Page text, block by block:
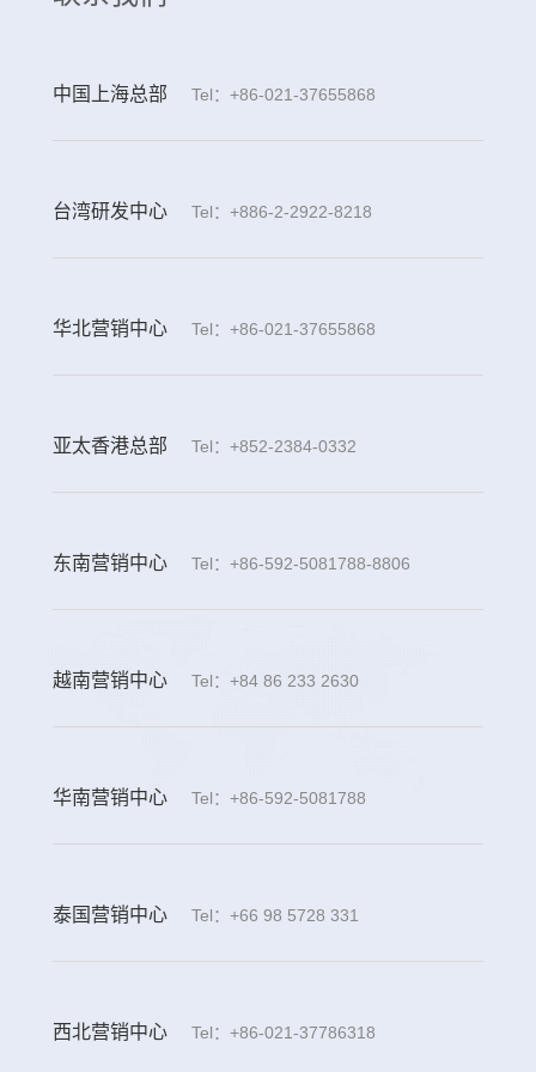
中国上海总部 Tel：+86-021-37655868
台湾研发中心 Tel：+886-2-2922-8218
华北营销中心 Tel：+86-021-37655868
亚太香港总部 Tel：+852-2384-0332
东南营销中心 Tel：+86-592-5081788-8806
越南营销中心 Tel：+84 86 233 2630
华南营销中心 Tel：+86-592-5081788
泰国营销中心 Tel：+66 98 5728 331
西北营销中心 Tel：+86-021-37786318